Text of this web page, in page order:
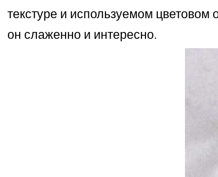
текстуре и используемом
он слаженно и интересно.